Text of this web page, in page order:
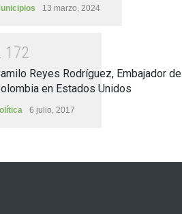
13 marzo, 2024
1 72
Reyes Rodríguez, Embajador de
en Estados Unidos
6 julio, 2017